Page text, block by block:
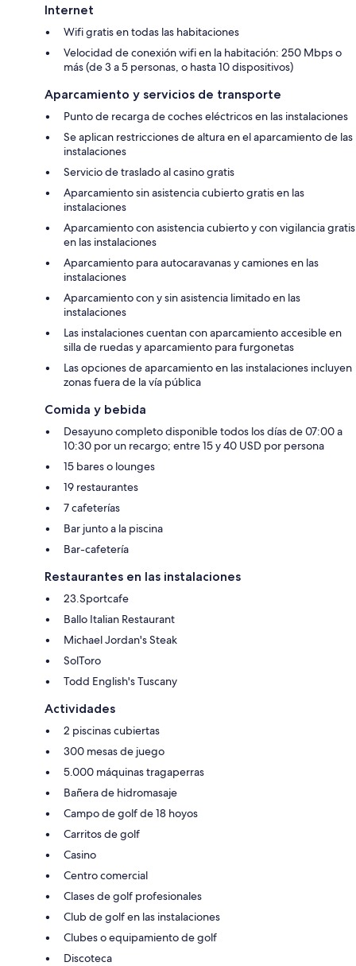
Internet
Wifi gratis en todas las habitaciones
Velocidad de conexión wifi en la habitación: 250 Mbps o
más (de 3 a 5 personas, o hasta 10 dispositivos)
Aparcamiento y servicios de transporte
Punto de recarga de coches eléctricos en las instalaciones
Se aplican restricciones de altura en el aparcamiento de las
instalaciones
Servicio de traslado al casino gratis
Aparcamiento sin asistencia cubierto gratis en las
instalaciones
Aparcamiento con asistencia cubierto y con vigilancia gratis
en las instalaciones
Aparcamiento para autocaravanas y camiones en las
instalaciones
Aparcamiento con y sin asistencia limitado en las
instalaciones
Las instalaciones cuentan con aparcamiento accesible en
silla de ruedas y aparcamiento para furgonetas
Las opciones de aparcamiento en las instalaciones incluyen
zonas fuera de la vía pública
Comida y bebida
Desayuno completo disponible todos los días de 07:00 a
10:30 por un recargo; entre 15 y 40 USD por persona
15 bares o lounges
19 restaurantes
7 cafeterías
Bar junto a la piscina
Bar-cafetería
Restaurantes en las instalaciones
23.Sportcafe
Ballo Italian Restaurant
Michael Jordan's Steak
SolToro
Todd English's Tuscany
Actividades
2 piscinas cubiertas
300 mesas de juego
5.000 máquinas tragaperras
Bañera de hidromasaje
Campo de golf de 18 hoyos
Carritos de golf
Casino
Centro comercial
Clases de golf profesionales
Club de golf en las instalaciones
Clubes o equipamiento de golf
Discoteca